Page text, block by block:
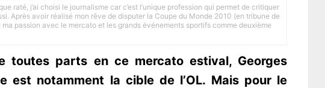
raté, j’ai choisi le journalisme car c’est l’unique profession qui permet de critiquer
Après avoir réalisé mon rêve de disputer la Coupe du Monde 2010 (en tribune de
ma passion avec le mercato et les grands événements sportifs comme deuxième
toutes parts en ce mercato estival, Georges
est notamment la cible de l’OL. Mais pour le